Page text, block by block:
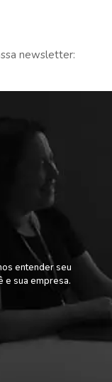
newsletter:
entender seu
e sua empresa.